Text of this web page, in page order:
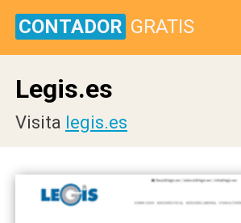
CONTADOR GRATIS
Legis.es
Visita legis.es